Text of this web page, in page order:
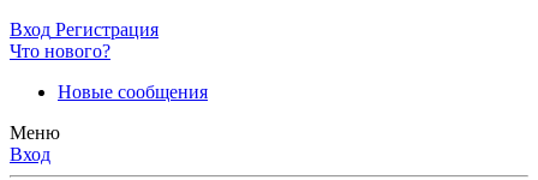
Вход Регистрация
Что нового?
Новые сообщения
Меню
Вход